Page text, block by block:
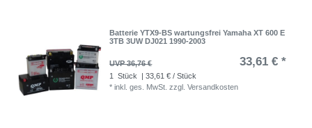
Batterie YTX9-BS wartungsfrei Yamaha XT 600 E
3TB 3UW DJ021 1990-2003
UVP 36,76 € 33,61 € *
1 Stück
| 33,61 € / Stück
*inkl. ges. MwSt. zzgl.Versandkosten